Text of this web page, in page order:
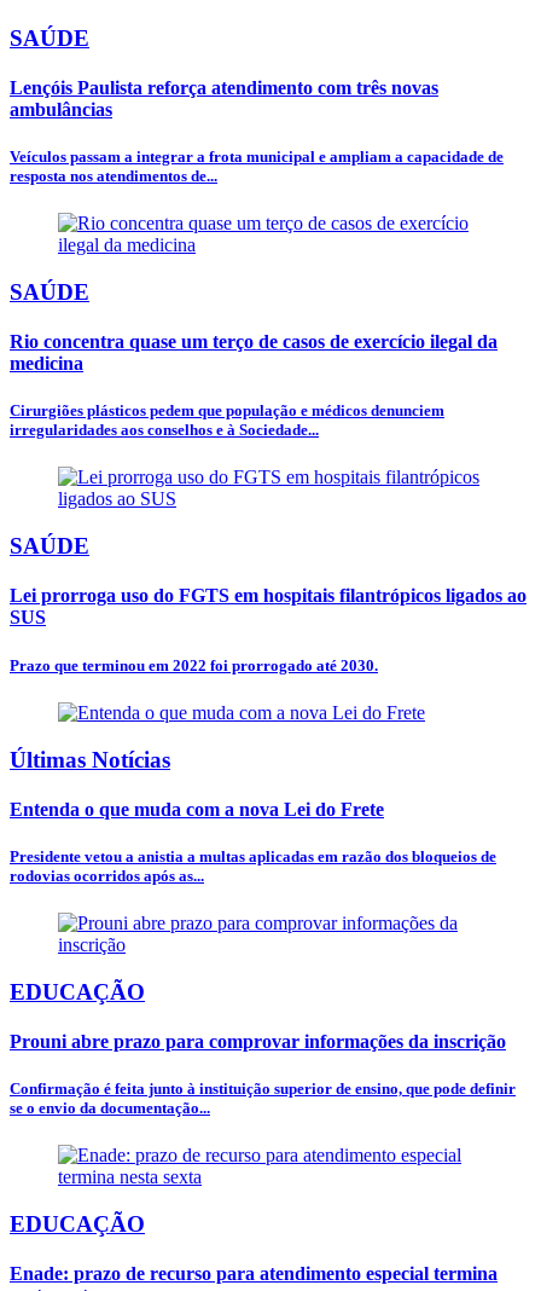
SAÚDE
Lençóis Paulista reforça atendimento com três novas
ambulâncias
Veículos passam a integrar a frota municipal e ampliam a capacidade de
resposta nos atendimentos de...
SAÚDE
Rio concentra quase um terço de casos de exercício ilegal da
medicina
Cirurgiões plásticos pedem que população e médicos denunciem
irregularidades aos conselhos e à Sociedade...
SAÚDE
Lei prorroga uso do FGTS em hospitais filantrópicos ligados ao
SUS
Prazo que terminou em 2022 foi prorrogado até 2030.
Últimas Notícias
Entenda o que muda com a nova Lei do Frete
Presidente vetou a anistia a multas aplicadas em razão dos bloqueios de
rodovias ocorridos após as...
EDUCAÇÃO
Prouni abre prazo para comprovar informações da inscrição
Confirmação é feita junto à instituição superior de ensino, que pode definir
se o envio da documentação...
EDUCAÇÃO
Enade: prazo de recurso para atendimento especial termina